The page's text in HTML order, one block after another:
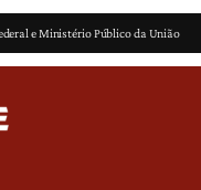
e Ministério Público da União